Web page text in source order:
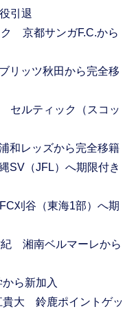
引退
京都サンガF.C.から
ッツ秋田から完全移
ルティック（スコッ
レッズから完全移籍
（JFL）へ期限付き
刈谷（東海1部）へ期
湘南ベルマーレから
ら新加入
大 鈴鹿ポイントゲッ